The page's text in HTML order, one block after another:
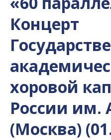
Концерт
хоровой
России им.
(Москва)